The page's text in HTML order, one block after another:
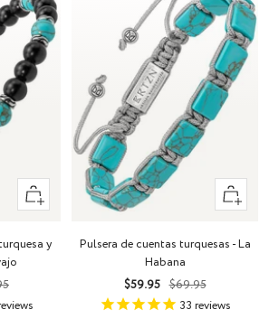
+
Añadir
y
+
Añadir
Pulsera de cuentas turquesas - La
Habana
Precio
de
$59.95 Precio
normal
$69.95
33 reviews